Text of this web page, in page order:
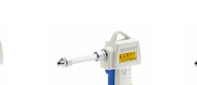
ラルミネラルウ
ォーター 500ml
本気プライス
小判・シング
再生紙 200枚